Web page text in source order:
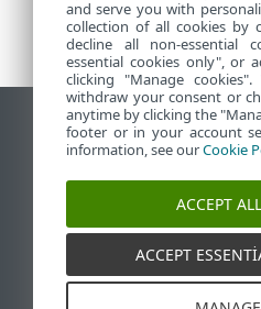
Masaüstü sitesini
End of Life
ESET Bilgi Bankası
ESET Status Portal
Bölgesel destek
and serve you with
collection of all cookies by
decline all non-essential
essential cookies only", or
clicking "Manage
withdraw your consent or
anytime by clicking the
footer or in your account
information, see ourCookie
ACCEPT
ACCEPT